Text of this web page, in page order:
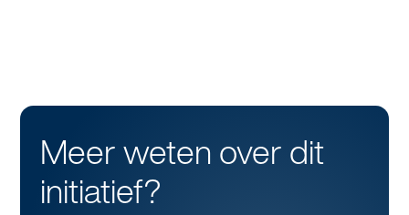
Meer weten over dit
initiatief?